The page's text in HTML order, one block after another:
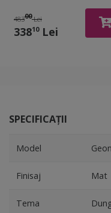
32754, 212x270 cm
48300Lei
33810Lei
SPECIFICAȚII
Model
Finisaj Mat
Tema